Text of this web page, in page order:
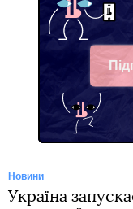
Новини
Україна